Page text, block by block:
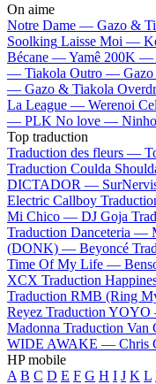
On aime
Notre Dame — Gazo &
Soolking Laisse Moi —
Bécane —Yamê 200K —
— Tiakola Outro —
— Gazo & Tiakola
La League — Werenoi
— PLK No love — Ninho
Top traduction
Traduction des fleurs —
Traduction Coulda
DICTADOR —
Electric Callboy
Mi Chico — DJ Goja
Traduction Danceteria —
(DONK) — Beyoncé
Time Of My Life —
XCX Traduction
Traduction RMB (Ring
Reyez Traduction
Madonna Traduction
WIDE AWAKE — Chris
HP mobile
A B C D E F G H I J K L